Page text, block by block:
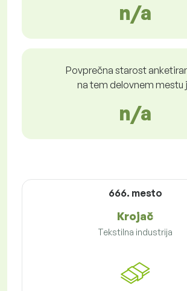
n/a
Povprečna starost
na tem delovnem mestu
n/a
666. mesto
Krojač
Tekstilna industrija